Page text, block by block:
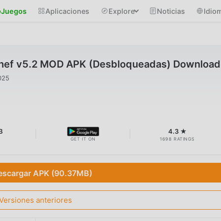
Juegos Aplicaciones Explore Noticias
v5.2 MOD APK (Desbloqueadas) Download
GET IT ON
4.3 ★
1698 RATINGS
APK (90.37MB)
anteriores